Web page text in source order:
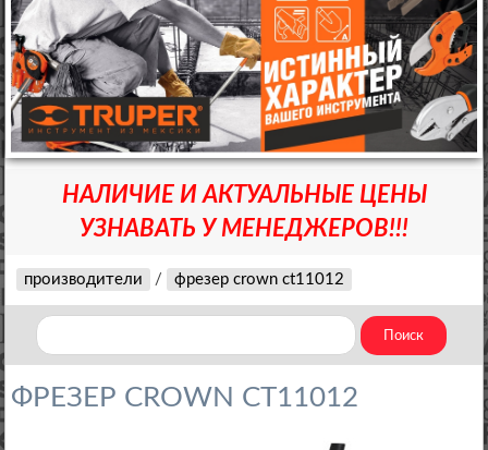
НАЛИЧИЕ И АКТУАЛЬНЫЕ ЦЕНЫ
УЗНАВАТЬ У МЕНЕДЖЕРОВ!!!
производители / фрезер crown ct11012
ФРЕЗЕР CROWN CT11012